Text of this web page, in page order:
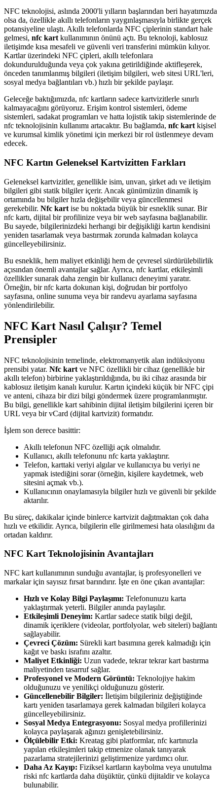
NFC teknolojisi, aslında 2000'li yılların başlarından beri hayatımızda
olsa da, özellikle akıllı telefonların yaygınlaşmasıyla birlikte gerçek
potansiyeline ulaştı. Akıllı telefonlarda NFC çiplerinin standart hale
gelmesi, nfc kartkullanımının önünü açtı. Bu teknoloji, kablosuz
iletişimde kısa mesafeli ve güvenli veri transferini mümkün kılıyor.
Kartlar üzerindeki NFC çipleri, akıllı telefonlara
dokundurulduğunda veya çok yakına getirildiğinde aktifleşerek,
önceden tanımlanmış bilgileri (iletişim bilgileri, web sitesi URL'leri,
sosyal medya bağlantıları vb.) hızlı bir şekilde paylaşır.
Geleceğe baktığımızda, nfc kartların sadece kartvizitlerle sınırlı
kalmayacağını görüyoruz. Erişim kontrol sistemleri, ödeme
sistemleri, sadakat programları ve hatta lojistik takip sistemlerinde de
nfc teknolojisinin kullanımı artacaktır. Bu bağlamda, nfc kartkişisel
ve kurumsal kimlik yönetimi için merkezi bir rol üstlenmeye devam
edecek.
NFC Kartın Geleneksel Kartvizitten Farkları
Geleneksel kartvizitler, genellikle isim, unvan, şirket adı ve iletişim
bilgileri gibi statik bilgiler içerir. Ancak günümüzün dinamik iş
ortamında bu bilgiler hızla değişebilir veya güncellenmesi
gerekebilir. Nfc kart ise bu noktada büyük bir esneklik sunar. Bir
nfc kartı, dijital bir profilinize veya bir web sayfasına bağlanabilir.
Bu sayede, bilgilerinizdeki herhangi bir değişikliği kartın kendisini
yeniden tasarlamak veya bastırmak zorunda kalmadan kolayca
güncelleyebilirsiniz.
Bu esneklik, hem maliyet etkinliği hem de çevresel sürdürülebilirlik
açısından önemli avantajlar sağlar. Ayrıca, nfc kartlar, etkileşimli
özellikler sunarak daha zengin bir kullanıcı deneyimi yaratır.
Örneğin, bir nfc karta dokunan kişi, doğrudan bir portfolyo
sayfasına, online sunuma veya bir randevu ayarlama sayfasına
yönlendirilebilir.
NFC Kart Nasıl Çalışır? Temel
Prensipler
NFC teknolojisinin temelinde, elektromanyetik alan indüksiyonu
prensibi yatar. Nfc kart ve NFC özellikli bir cihaz (genellikle bir
akıllı telefon) birbirine yaklaştırıldığında, bu iki cihaz arasında bir
kablosuz iletişim kanalı kurulur. Kartın içindeki küçük bir NFC çipi
ve anteni, cihaza bir dizi bilgi göndermek üzere programlanmıştır.
Bu bilgi, genellikle kart sahibinin dijital iletişim bilgilerini içeren bir
URL veya bir vCard (dijital kartvizit) formatıdır.
İşlem son derece basittir:
Akıllı telefonun NFC özelliği açık olmalıdır.
Kullanıcı, akıllı telefonunu nfc karta yaklaştırır.
Telefon, karttaki veriyi algılar ve kullanıcıya bu veriyi ne
yapmak istediğini sorar (örneğin, kişilere kaydetmek, web
sitesini açmak vb.).
Kullanıcının onaylamasıyla bilgiler hızlı ve güvenli bir şekilde
aktarılır.
Bu süreç, dakikalar içinde binlerce kartvizit dağıtmaktan çok daha
hızlı ve etkilidir. Ayrıca, bilgilerin elle girilmemesi hata olasılığını da
ortadan kaldırır.
NFC Kart Teknolojisinin Avantajları
NFC kart kullanımının sunduğu avantajlar, iş profesyonelleri ve
markalar için sayısız fırsat barındırır. İşte en öne çıkan avantajlar:
Hızlı ve Kolay Bilgi Paylaşımı: Telefonunuzu karta
yaklaştırmak yeterli. Bilgiler anında paylaşılır.
Etkileşimli Deneyim: Kartlar sadece statik bilgi değil,
dinamik içeriklere (videolar, portfolyolar, web siteleri) bağlantı
sağlayabilir.
Çevreci Çözüm: Sürekli kart basımına gerek kalmadığı için
kağıt ve baskı israfını azaltır.
Maliyet Etkinliği: Uzun vadede, tekrar tekrar kart bastırma
maliyetinden tasarruf sağlar.
Profesyonel ve Modern Görüntü: Teknolojiye hakim
olduğunuzu ve yenilikçi olduğunuzu gösterir.
Güncellenebilir Bilgiler: İletişim bilgileriniz değiştiğinde
kartı yeniden tasarlamaya gerek kalmadan bilgileri kolayca
güncelleyebilirsiniz.
Sosyal Medya Entegrasyonu: Sosyal medya profillerinizi
kolayca paylaşarak ağınızı genişletebilirsiniz.
Ölçülebilir Etki: Kreatag gibi platformlar, nfc kartınızla
yapılan etkileşimleri takip etmenize olanak tanıyarak
pazarlama stratejilerinizi geliştirmenize yardımcı olur.
Daha Az Kayıp: Fiziksel kartların kaybolma veya unutulma
riski nfc kartlarda daha düşüktür, çünkü dijitaldir ve kolayca
bulunabilir.